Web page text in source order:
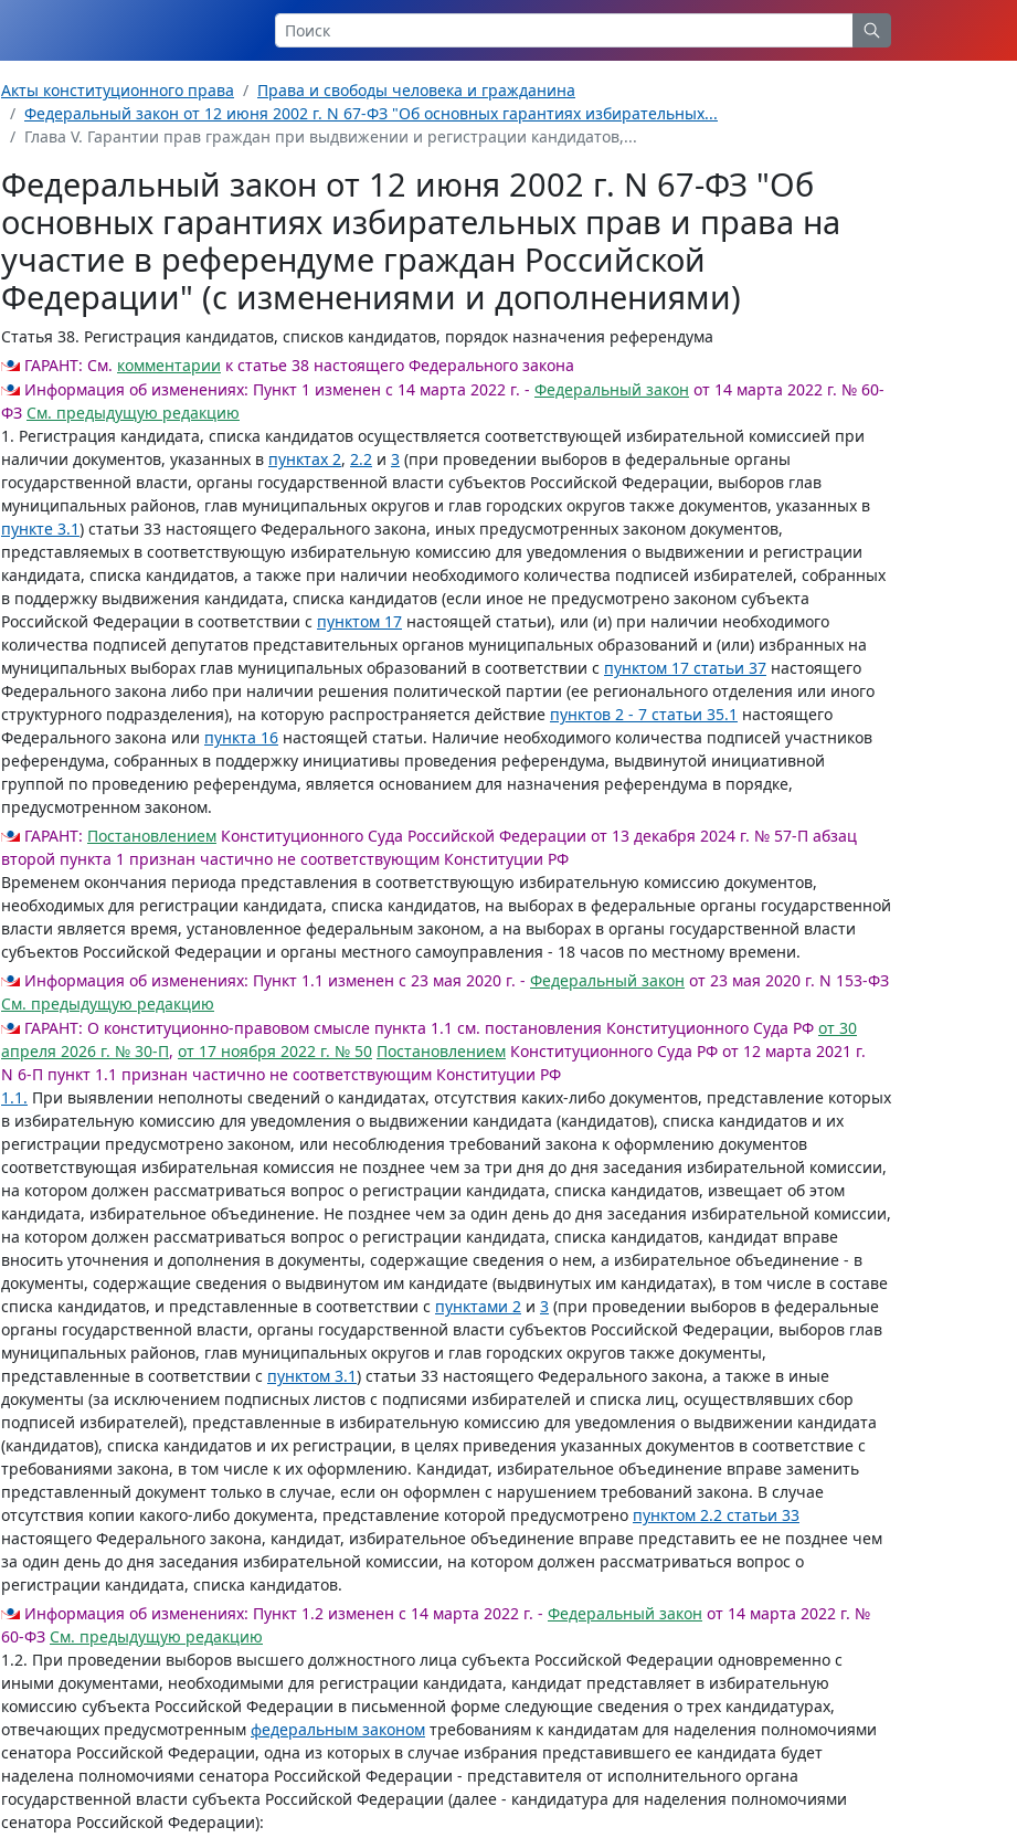
Акты конституционного права
Права и свободы человека и гражданина
Федеральный закон от 12 июня 2002 г. N 67-ФЗ "Об основных гарантиях избирательных...
Глава V. Гарантии прав граждан при выдвижении и регистрации кандидатов,...
Федеральный закон от 12 июня 2002 г. N 67-ФЗ "Об
основных гарантиях избирательных прав и права на
участие в референдуме граждан Российской
Федерации" (с изменениями и дополнениями)
Статья 38. Регистрация кандидатов, списков кандидатов, порядок назначения референдума
ГАРАНТ: См. комментарии к статье 38 настоящего Федерального закона
Информация об изменениях: Пункт 1 изменен с 14 марта 2022 г. - Федеральный закон от 14 марта 2022 г. № 60-
ФЗ См. предыдущую редакцию
1. Регистрация кандидата, списка кандидатов осуществляется соответствующей избирательной комиссией при
наличии документов, указанных в пунктах 2, 2.2 и 3 (при проведении выборов в федеральные органы
государственной власти, органы государственной власти субъектов Российской Федерации, выборов глав
муниципальных районов, глав муниципальных округов и глав городских округов также документов, указанных в
пункте 3.1) статьи 33 настоящего Федерального закона, иных предусмотренных законом документов,
представляемых в соответствующую избирательную комиссию для уведомления о выдвижении и регистрации
кандидата, списка кандидатов, а также при наличии необходимого количества подписей избирателей, собранных
в поддержку выдвижения кандидата, списка кандидатов (если иное не предусмотрено законом субъекта
Российской Федерации в соответствии с пунктом 17 настоящей статьи), или (и) при наличии необходимого
количества подписей депутатов представительных органов муниципальных образований и (или) избранных на
муниципальных выборах глав муниципальных образований в соответствии с пунктом 17 статьи 37 настоящего
Федерального закона либо при наличии решения политической партии (ее регионального отделения или иного
структурного подразделения), на которую распространяется действие пунктов 2 - 7 статьи 35.1 настоящего
Федерального закона или пункта 16 настоящей статьи. Наличие необходимого количества подписей участников
референдума, собранных в поддержку инициативы проведения референдума, выдвинутой инициативной
группой по проведению референдума, является основанием для назначения референдума в порядке,
предусмотренном законом.
ГАРАНТ: Постановлением Конституционного Суда Российской Федерации от 13 декабря 2024 г. № 57-П абзац
второй пункта 1 признан частично не соответствующим Конституции РФ
Временем окончания периода представления в соответствующую избирательную комиссию документов,
необходимых для регистрации кандидата, списка кандидатов, на выборах в федеральные органы государственной
власти является время, установленное федеральным законом, а на выборах в органы государственной власти
субъектов Российской Федерации и органы местного самоуправления - 18 часов по местному времени.
Информация об изменениях: Пункт 1.1 изменен с 23 мая 2020 г. - Федеральный закон от 23 мая 2020 г. N 153-ФЗ
См. предыдущую редакцию
ГАРАНТ: О конституционно-правовом смысле пункта 1.1 см. постановления Конституционного Суда РФ от 30
апреля 2026 г. № 30-П, от 17 ноября 2022 г. № 50 Постановлением Конституционного Суда РФ от 12 марта 2021 г.
N 6-П пункт 1.1 признан частично не соответствующим Конституции РФ
1.1. При выявлении неполноты сведений о кандидатах, отсутствия каких-либо документов, представление которых
в избирательную комиссию для уведомления о выдвижении кандидата (кандидатов), списка кандидатов и их
регистрации предусмотрено законом, или несоблюдения требований закона к оформлению документов
соответствующая избирательная комиссия не позднее чем за три дня до дня заседания избирательной комиссии,
на котором должен рассматриваться вопрос о регистрации кандидата, списка кандидатов, извещает об этом
кандидата, избирательное объединение. Не позднее чем за один день до дня заседания избирательной комиссии,
на котором должен рассматриваться вопрос о регистрации кандидата, списка кандидатов, кандидат вправе
вносить уточнения и дополнения в документы, содержащие сведения о нем, а избирательное объединение - в
документы, содержащие сведения о выдвинутом им кандидате (выдвинутых им кандидатах), в том числе в составе
списка кандидатов, и представленные в соответствии с пунктами 2 и 3 (при проведении выборов в федеральные
органы государственной власти, органы государственной власти субъектов Российской Федерации, выборов глав
муниципальных районов, глав муниципальных округов и глав городских округов также документы,
представленные в соответствии с пунктом 3.1) статьи 33 настоящего Федерального закона, а также в иные
документы (за исключением подписных листов с подписями избирателей и списка лиц, осуществлявших сбор
подписей избирателей), представленные в избирательную комиссию для уведомления о выдвижении кандидата
(кандидатов), списка кандидатов и их регистрации, в целях приведения указанных документов в соответствие с
требованиями закона, в том числе к их оформлению. Кандидат, избирательное объединение вправе заменить
представленный документ только в случае, если он оформлен с нарушением требований закона. В случае
отсутствия копии какого-либо документа, представление которой предусмотрено пунктом 2.2 статьи 33
настоящего Федерального закона, кандидат, избирательное объединение вправе представить ее не позднее чем
за один день до дня заседания избирательной комиссии, на котором должен рассматриваться вопрос о
регистрации кандидата, списка кандидатов.
Информация об изменениях: Пункт 1.2 изменен с 14 марта 2022 г. - Федеральный закон от 14 марта 2022 г. №
60-ФЗ См. предыдущую редакцию
1.2. При проведении выборов высшего должностного лица субъекта Российской Федерации одновременно с
иными документами, необходимыми для регистрации кандидата, кандидат представляет в избирательную
комиссию субъекта Российской Федерации в письменной форме следующие сведения о трех кандидатурах,
отвечающих предусмотренным федеральным законом требованиям к кандидатам для наделения полномочиями
сенатора Российской Федерации, одна из которых в случае избрания представившего ее кандидата будет
наделена полномочиями сенатора Российской Федерации - представителя от исполнительного органа
государственной власти субъекта Российской Федерации (далее - кандидатура для наделения полномочиями
сенатора Российской Федерации):